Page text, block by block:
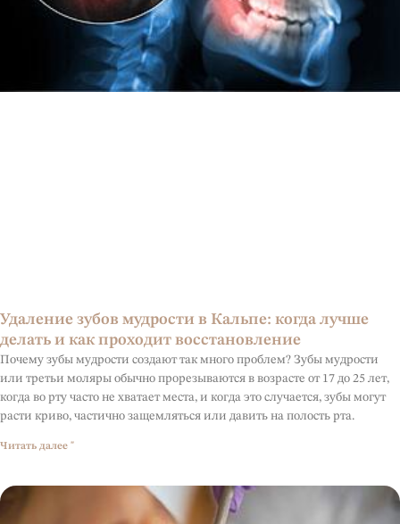
Удаление зубов мудрости в Кальпе: когда лучше
делать и как проходит восстановление
Почему зубы мудрости создают так много проблем? Зубы мудрости
или третьи моляры обычно прорезываются в возрасте от 17 до 25 лет,
когда во рту часто не хватает места, и когда это случается, зубы могут
расти криво, частично защемляться или давить на полость рта.
Читать далее "